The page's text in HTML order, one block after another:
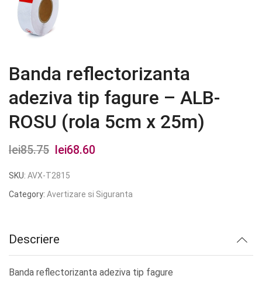
Banda reflectorizanta
adeziva tip fagure – ALB-
ROSU (rola 5cm x 25m)
lei85.75
Prețul
inițial
a
lei68.60
este:
SKU: AVX-T2815
Category: Avertizare si Siguranta
Descriere
Banda reflectorizanta adeziva tip fagure